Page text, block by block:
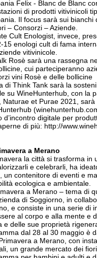
Felix - Blanc de Blanc
di prodotti vitivinicoli
Il focus sarà sui
– Consorzi – Aziende.
Cult Enologist, invece,
15 enologi cult di fama
vitivinicole.
Rosè sarà una rassegna
cui parteciperanno
vini Rosè e delle bollicine
di Think Tank sarà la
su WineHunterhub, con la
Naturae et Purae 2021,
d’incontro digitale per
di più: http://
a Merano
la città si trasforma in
e celebrarli, ha
un contenitore di eventi e
ecologica e ambientale.
a Merano – tema di
di Soggiorno, in
e consiste in una serie di
al corpo e alla mente e
e delle sue proprietà
dal 28 al 30 maggio è
a Merano, con
un grande mercato dei